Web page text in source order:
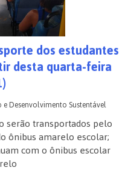
dos estudantes
desta quarta-feira
Desenvolvimento Sustentável
serão transportados pelo
ônibus amarelo escolar;
com o ônibus escolar